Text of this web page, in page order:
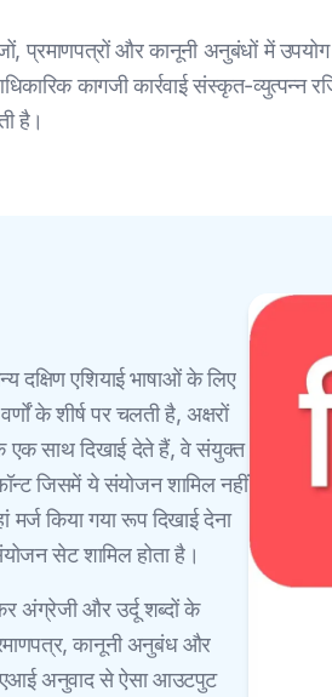
और कानूनी अनुबंधों में उपयोग
कागजी कार्रवाई संस्कृत-व्युत्पन्न
है।
दक्षिण एशियाई भाषाओं के लिए
के शीर्ष पर चलती है, अक्षरों
एक साथ दिखाई देते हैं, वे संयुक्त
जिसमें ये संयोजन शामिल नहीं
किया गया रूप दिखाई देना
सेट शामिल होता है।
अंग्रेजी और उर्दू शब्दों के
कानूनी अनुबंध और
एआई अनुवाद से ऐसा आउटपुट